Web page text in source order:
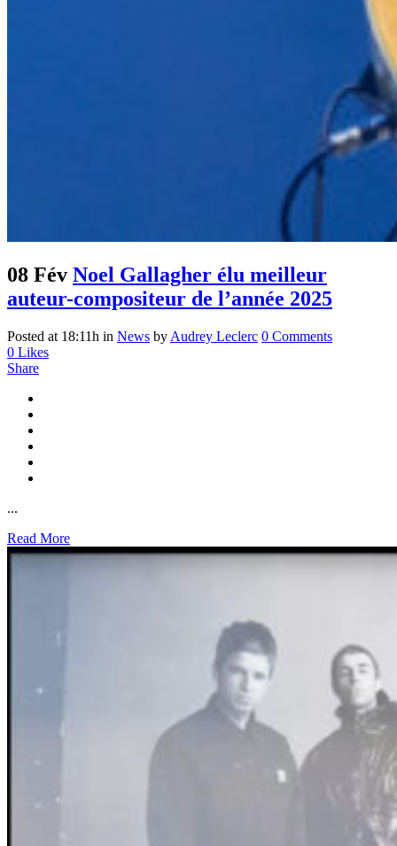
08 Fév Noel Gallagher élu meilleur
auteur-compositeur de l’année 2025
Posted at 18:11h in News by Audrey Leclerc 0 Comments
0 Likes
Share
...
Read More